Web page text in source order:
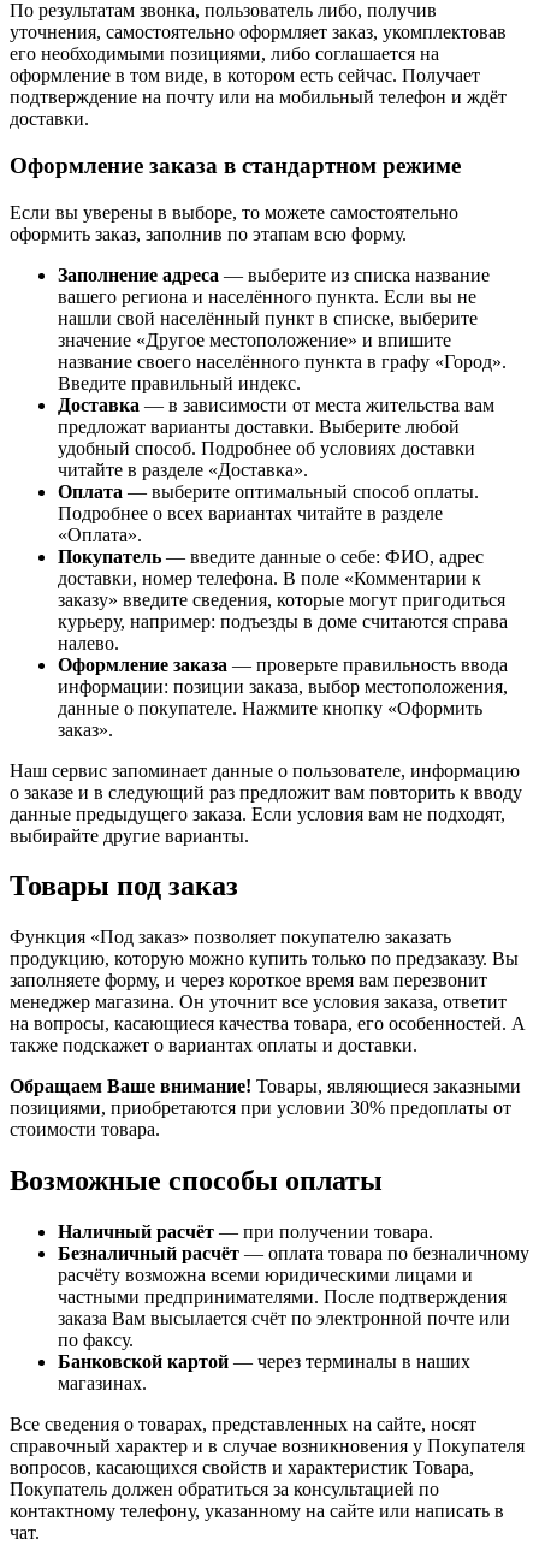
По результатам звонка, пользователь либо, получив
уточнения, самостоятельно оформляет заказ, укомплектовав
его необходимыми позициями, либо соглашается на
оформление в том виде, в котором есть сейчас. Получает
подтверждение на почту или на мобильный телефон и ждёт
доставки.
Оформление заказа в стандартном режиме
Если вы уверены в выборе, то можете самостоятельно
оформить заказ, заполнив по этапам всю форму.
Заполнение адреса — выберите из списка название
вашего региона и населённого пункта. Если вы не
нашли свой населённый пункт в списке, выберите
значение «Другое местоположение» и впишите
название своего населённого пункта в графу «Город».
Введите правильный индекс.
Доставка — в зависимости от места жительства вам
предложат варианты доставки. Выберите любой
удобный способ. Подробнее об условиях доставки
читайте в разделе «Доставка».
Оплата — выберите оптимальный способ оплаты.
Подробнее о всех вариантах читайте в разделе
«Оплата».
Покупатель — введите данные о себе: ФИО, адрес
доставки, номер телефона. В поле «Комментарии к
заказу» введите сведения, которые могут пригодиться
курьеру, например: подъезды в доме считаются справа
налево.
Оформление заказа — проверьте правильность ввода
информации: позиции заказа, выбор местоположения,
данные о покупателе. Нажмите кнопку «Оформить
заказ».
Наш сервис запоминает данные о пользователе, информацию
о заказе и в следующий раз предложит вам повторить к вводу
данные предыдущего заказа. Если условия вам не подходят,
выбирайте другие варианты.
Товары под заказ
Функция «Под заказ» позволяет покупателю заказать
продукцию, которую можно купить только по предзаказу. Вы
заполняете форму, и через короткое время вам перезвонит
менеджер магазина. Он уточнит все условия заказа, ответит
на вопросы, касающиеся качества товара, его особенностей. А
также подскажет о вариантах оплаты и доставки.
Обращаем Ваше внимание! Товары, являющиеся заказными
позициями, приобретаются при условии 30% предоплаты от
стоимости товара.
Возможные способы оплаты
Наличный расчёт — при получении товара.
Безналичный расчёт — оплата товара по безналичному
расчёту возможна всеми юридическими лицами и
частными предпринимателями. После подтверждения
заказа Вам высылается счёт по электронной почте или
по факсу.
Банковской картой — через терминалы в наших
магазинах.
Все сведения о товарах, представленных на сайте, носят
справочный характер и в случае возникновения у Покупателя
вопросов, касающихся свойств и характеристик Товара,
Покупатель должен обратиться за консультацией по
контактному телефону, указанному на сайте или написать в
чат.